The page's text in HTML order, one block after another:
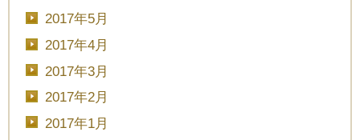
2017年5月
2017年4月
2017年3月
2017年2月
2017年1月
TEL.0120-117-548